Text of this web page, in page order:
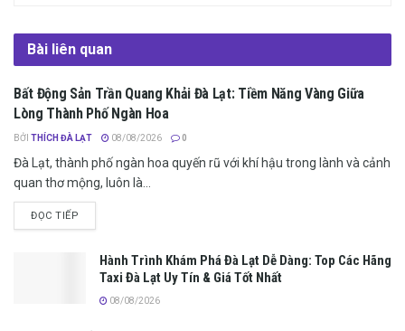
Bài liên quan
TIN TỨC ĐÀ LẠT
Bất Động Sản Trần Quang Khải Đà Lạt: Tiềm Năng Vàng Giữa
Lòng Thành Phố Ngàn Hoa
BỞI THÍCH ĐÀ LẠT 08/08/2026 0
Đà Lạt, thành phố ngàn hoa quyến rũ với khí hậu trong lành và cảnh
quan thơ mộng, luôn là...
ĐỌC TIẾP
Hành Trình Khám Phá Đà Lạt Dễ Dàng: Top Các Hãng
Taxi Đà Lạt Uy Tín & Giá Tốt Nhất
08/08/2026